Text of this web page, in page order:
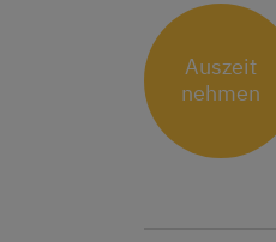
Auszeit
nehmen